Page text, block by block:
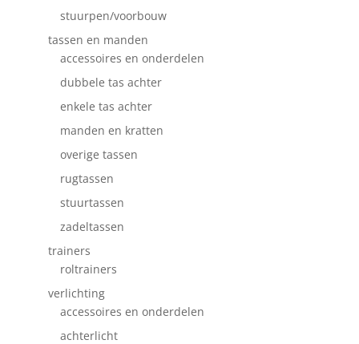
stuurpen/voorbouw
tassen en manden
accessoires en onderdelen
dubbele tas achter
enkele tas achter
manden en kratten
overige tassen
rugtassen
stuurtassen
zadeltassen
trainers
roltrainers
verlichting
accessoires en onderdelen
achterlicht